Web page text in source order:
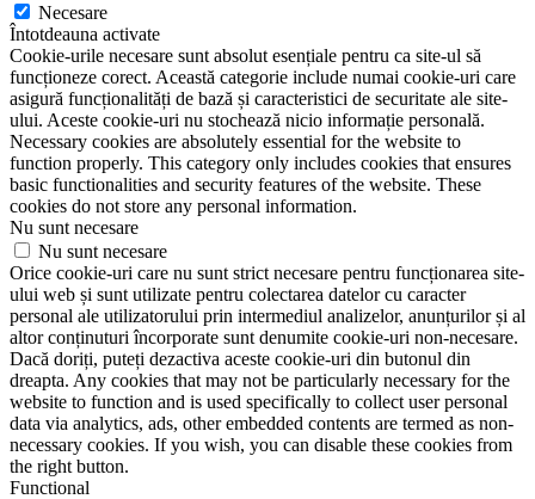
Necesare
Întotdeauna activate
Cookie-urile necesare sunt absolut esențiale pentru ca site-ul să
funcționeze corect. Această categorie include numai cookie-uri care
asigură funcționalități de bază și caracteristici de securitate ale site-
ului. Aceste cookie-uri nu stochează nicio informație personală.
Necessary cookies are absolutely essential for the website to
function properly. This category only includes cookies that ensures
basic functionalities and security features of the website. These
cookies do not store any personal information.
Nu sunt necesare
Nu sunt necesare
Orice cookie-uri care nu sunt strict necesare pentru funcționarea site-
ului web și sunt utilizate pentru colectarea datelor cu caracter
personal ale utilizatorului prin intermediul analizelor, anunțurilor și al
altor conținuturi încorporate sunt denumite cookie-uri non-necesare.
Dacă doriți, puteți dezactiva aceste cookie-uri din butonul din
dreapta. Any cookies that may not be particularly necessary for the
website to function and is used specifically to collect user personal
data via analytics, ads, other embedded contents are termed as non-
necessary cookies. If you wish, you can disable these cookies from
the right button.
Functional